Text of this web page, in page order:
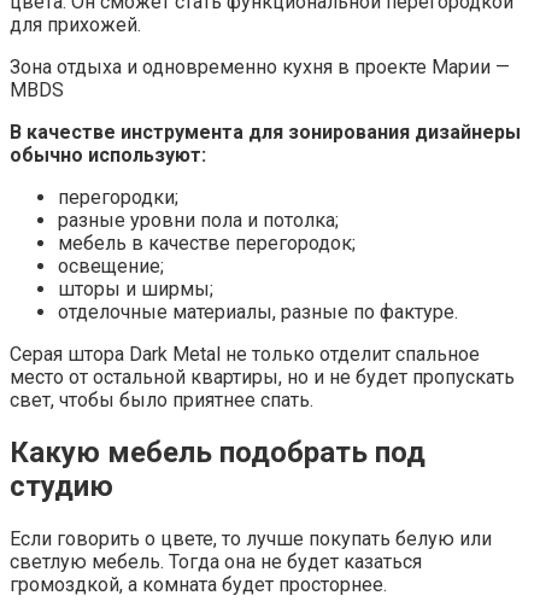
для прихожей.
Зона отдыха и одновременно кухня в проекте Марии —
MBDS
В качестве инструмента для зонирования дизайнеры
обычно используют:
перегородки;
разные уровни пола и потолка;
мебель в качестве перегородок;
освещение;
шторы и ширмы;
отделочные материалы, разные по фактуре.
Серая штора Dark Metal не только отделит спальное
место от остальной квартиры, но и не будет пропускать
свет, чтобы было приятнее спать.
Какую мебель подобрать под
студию
Если говорить о цвете, то лучше покупать белую или
светлую мебель. Тогда она не будет казаться
громоздкой, а комната будет просторнее.